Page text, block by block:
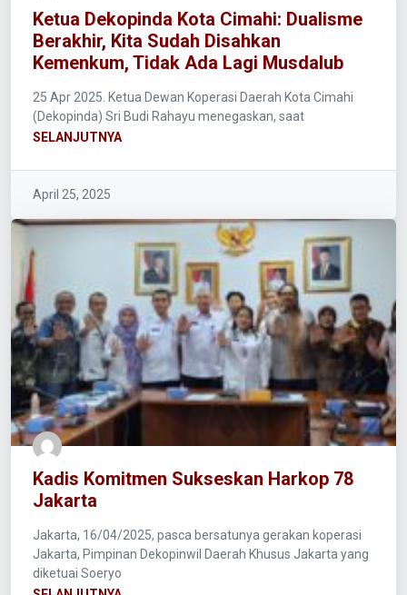
Ketua Dekopinda Kota Cimahi: Dualisme
Berakhir, Kita Sudah Disahkan
Kemenkum, Tidak Ada Lagi Musdalub
25 Apr 2025. Ketua Dewan Koperasi Daerah Kota Cimahi
(Dekopinda) Sri Budi Rahayu menegaskan, saat
SELANJUTNYA
April 25, 2025
Kadis Komitmen Sukseskan Harkop 78
Jakarta
Jakarta, 16/04/2025, pasca bersatunya gerakan koperasi
Jakarta, Pimpinan Dekopinwil Daerah Khusus Jakarta yang
diketuai Soeryo